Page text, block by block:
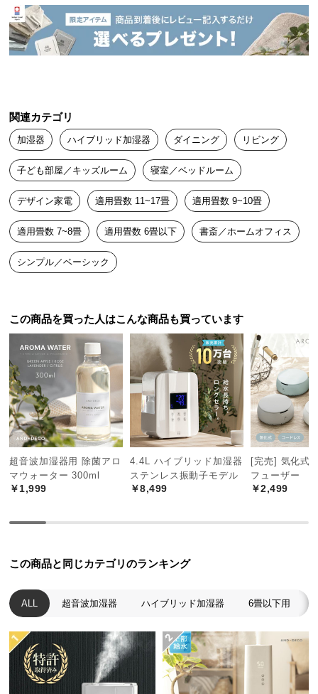
中
型
商
品
に
つ
い
て
小
型
商
品
の
に
つ
い
て
開
梱
設
置
サ
ー
い
入
経
路
に
ぼん 2022/01/28
関連カテゴリ
加湿器 ハイブリッド加湿器 ダイニング リビング
子ども部屋／キッズルーム 寝室／ベッドルーム
デザイン家電 適用畳数 11~17畳 適用畳数 9~10畳
適用畳数 7~8畳 適用畳数 6畳以下 書斎／ホームオフィス
シンプル／ベーシック
この商品を買った人はこんな商品も買っています
超音波加湿器用 除菌アロ
マウォーター 300ml
￥1,999
4.4L ハイブリッド加湿器
ステンレス振動子モデル
￥8,499
[完売] 気化式
フューザー
￥2,499
この商品と同じカテゴリのランキング
ALL 超音波加湿器 ハイブリッド加湿器 6畳以下用